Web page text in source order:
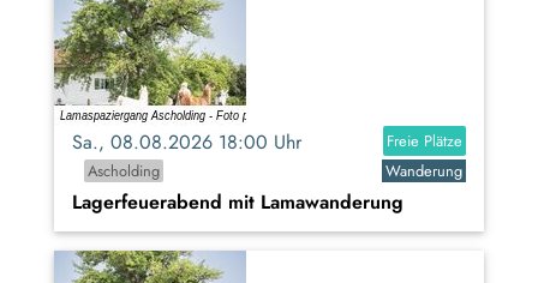
Sa., 08.08.2026 18:00 Uhr
Freie Plätze
Ascholding
Wanderung
Lagerfeuerabend mit Lamawanderung